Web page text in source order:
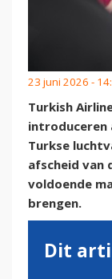
23 juni 2026 -
Turkish
introduceren
Turkse
afscheid van
voldoende
brengen.
Dit